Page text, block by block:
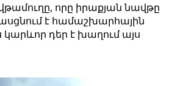
որը իրաքյան նավթը
է համաշխարհային
կարևոր դեր է խաղում այս